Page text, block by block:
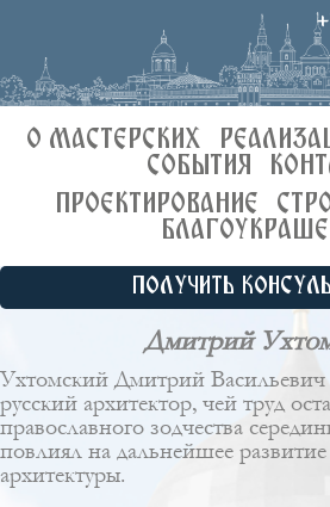
О МАСТЕРСКИХ
СОБЫТИЯ
ПРОЕКТИРОВАНИЕ
ПОЛУЧИТЬ
Дмитрий
Ухтомский Дмитрий Васильевич
русский архитектор, чей труд
православного зодчества
повлиял на дальнейшее
архитектуры.